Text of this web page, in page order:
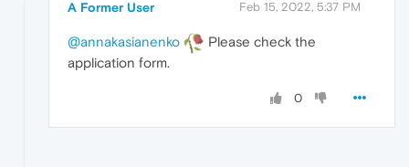
A Former User Feb 15, 2022, 5:37 PM
@annakasianenko
Please check the
application form.
0